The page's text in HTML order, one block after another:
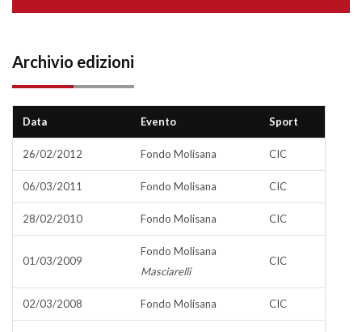
Archivio edizioni
Data Evento Sport
26/02/2012 Fondo Molisana CIC
06/03/2011 Fondo Molisana CIC
28/02/2010 Fondo Molisana CIC
01/03/2009
Fondo Molisana
Masciarelli
CIC
02/03/2008 Fondo Molisana CIC